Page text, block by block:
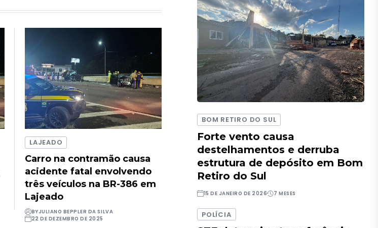
LAJEADO
Carro na contramão causa
acidente fatal envolvendo
três veículos na BR-386 em
Lajeado
BYJULIANO BEPPLER DA SILVA
22 DE DEZEMBRO DE 2025
BOM RETIRO DO SUL
Forte vento causa
destelhamentos e derruba
estrutura de depósito em Bom
Retiro do Sul
15 DE JANEIRO DE 2026 7 MESES
POLÍCIA